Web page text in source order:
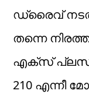
ഡ്രൈവ്
തന്നെ
എക്‌സ്
210 എന്നീ